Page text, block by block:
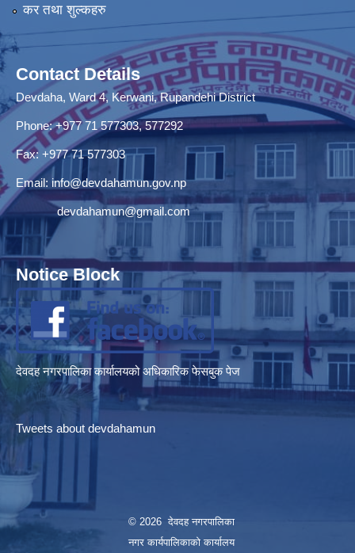
कर तथा शुल्कहरु
Contact Details
Devdaha, Ward 4, Kerwani, Rupandehi District
Phone: +977 71 577303, 577292
Fax: +977 71 577303
Email: info@devdahamun.gov.np
devdahamun@gmail.com
Notice Block
देवदह नगरपालिका कार्यालयको अधिकारिक फेसबुक पेज
Tweets about devdahamun
© 2026 देवदह नगरपालिका
नगर कार्यपालिकाको कार्यालय